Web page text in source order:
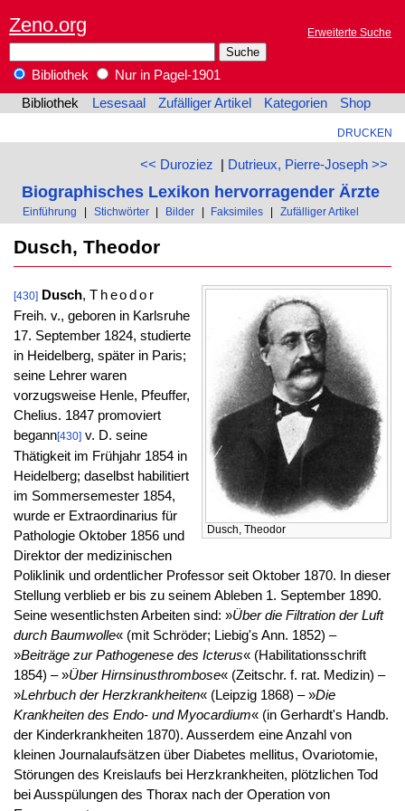
Zeno.org Erweiterte Suche
Bibliothek
Nur in Pagel-1901
Bibliothek
Lesesaal Zufälliger Artikel Kategorien Shop
DRUCKEN
<< Duroziez | Dutrieux, Pierre-Joseph >>
Biographisches Lexikon hervorragender Ärzte
Einführung | Stichwörter | Bilder | Faksimiles | Zufälliger Artikel
Dusch, Theodor
Dusch, Theodor
[430] Dusch, Theodor
Freih. v., geboren in Karlsruhe
17. September 1824, studierte
in Heidelberg, später in Paris;
seine Lehrer waren
vorzugsweise Henle, Pfeuffer,
Chelius. 1847 promoviert
begann[430]v. D. seine
Thätigkeit im Frühjahr 1854 in
Heidelberg; daselbst habilitiert
im Sommersemester 1854,
wurde er Extraordinarius für
Pathologie Oktober 1856 und
Direktor der medizinischen
Poliklinik und ordentlicher Professor seit Oktober 1870. In dieser
Stellung verblieb er bis zu seinem Ableben 1. September 1890.
Seine wesentlichsten Arbeiten sind: »Über die Filtration der Luft
durch Baumwolle« (mit Schröder; Liebig's Ann. 1852) –
»Beiträge zur Pathogenese des Icterus« (Habilitationsschrift
1854) – »Über Hirnsinusthrombose« (Zeitschr. f. rat. Medizin) –
»Lehrbuch der Herzkrankheiten« (Leipzig 1868) – »Die
Krankheiten des Endo- und Myocardium« (in Gerhardt's Handb.
der Kinderkrankheiten 1870). Ausserdem eine Anzahl von
kleinen Journalaufsätzen über Diabetes mellitus, Ovariotomie,
Störungen des Kreislaufs bei Herzkrankheiten, plötzlichen Tod
bei Ausspülungen des Thorax nach der Operation von